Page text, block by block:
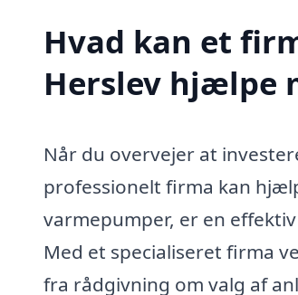
Hvad kan et
Herslev hjælpe
Når du overvejer at
professionelt firma kan
varmepumper, er en
Med et specialiseret firma
fra rådgivning om valg af